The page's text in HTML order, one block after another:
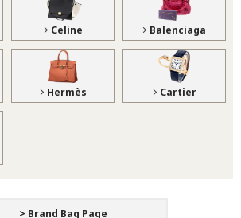
Celine Balenciaga
Hermès Cartier
> Brand Bag Page